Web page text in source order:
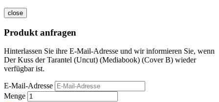
close
Produkt anfragen
Hinterlassen Sie ihre E-Mail-Adresse und wir informieren Sie, wenn
Der Kuss der Tarantel (Uncut) (Mediabook) (Cover B) wieder
verfügbar ist.
E-Mail-Adresse
Menge